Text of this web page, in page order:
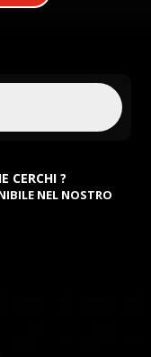
CERCHI ?
NEL NOSTRO